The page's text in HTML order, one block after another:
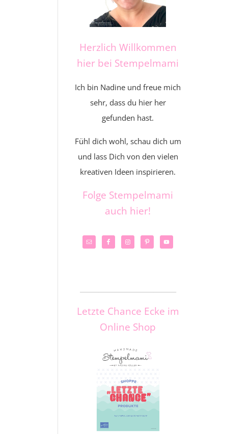
Herzlich Willkommen
hier bei Stempelmami
Ich bin Nadine und freue mich
sehr, dass du hier her
gefunden hast.
Fühl dich wohl, schau dich um
und lass Dich von den vielen
kreativen Ideen inspirieren.
Folge Stempelmami
auch hier!
Letzte Chance Ecke im
Online Shop